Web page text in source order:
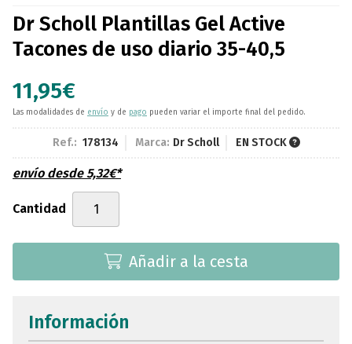
Dr Scholl Plantillas Gel Active
Tacones de uso diario 35-40,5
11,95€
Las modalidades de envío y de pago pueden variar el importe final del pedido.
Ref.: 178134 Marca: Dr Scholl EN STOCK
envío desde5,32€*
Cantidad
Añadir a la cesta
Información